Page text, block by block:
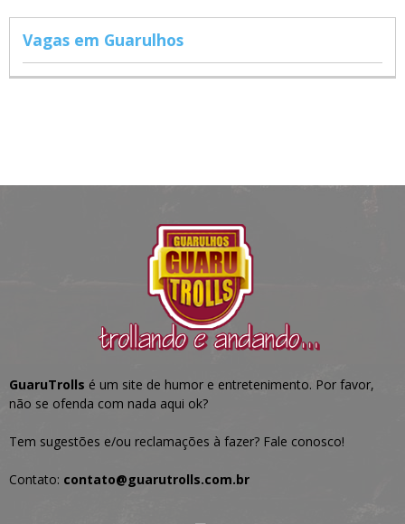
Vagas em Guarulhos
GuaruTrolls é um site de humor e entretenimento. Por favor,
não se ofenda com nada aqui ok?
Tem sugestões e/ou reclamações à fazer? Fale conosco!
Contato: contato@guarutrolls.com.br